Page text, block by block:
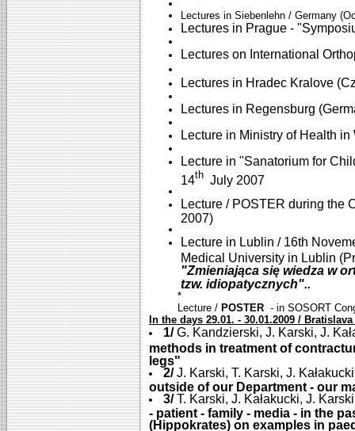
Lectures in Siebenlehn / Germany
Lectures in Prague -
Lectures on International
Lectures in Hradec Kralove
Lectures in Regensburg
Lecture in Ministry of Health
Lecture in "Sanatorium for
14th July 2007
Lecture / POSTER during the
2007)
Lecture in Lublin / 16th
Medical University in Lublin
"Zmieniająca się wiedza w
tzw. idiopatycznych"..
*
Lecture / POSTER - in SOSORT
In the days 29.01. - 30.01.2009 /
1/G. Kandzierski, J. Karski, J.
methods in treatment of
legs"
2/J. Karski, T. Karski, J.
outside of our Department - our
3/T. Karski, J. Kałakucki, J.
- patient - family - media - in the
(Hippokrates) on examples in